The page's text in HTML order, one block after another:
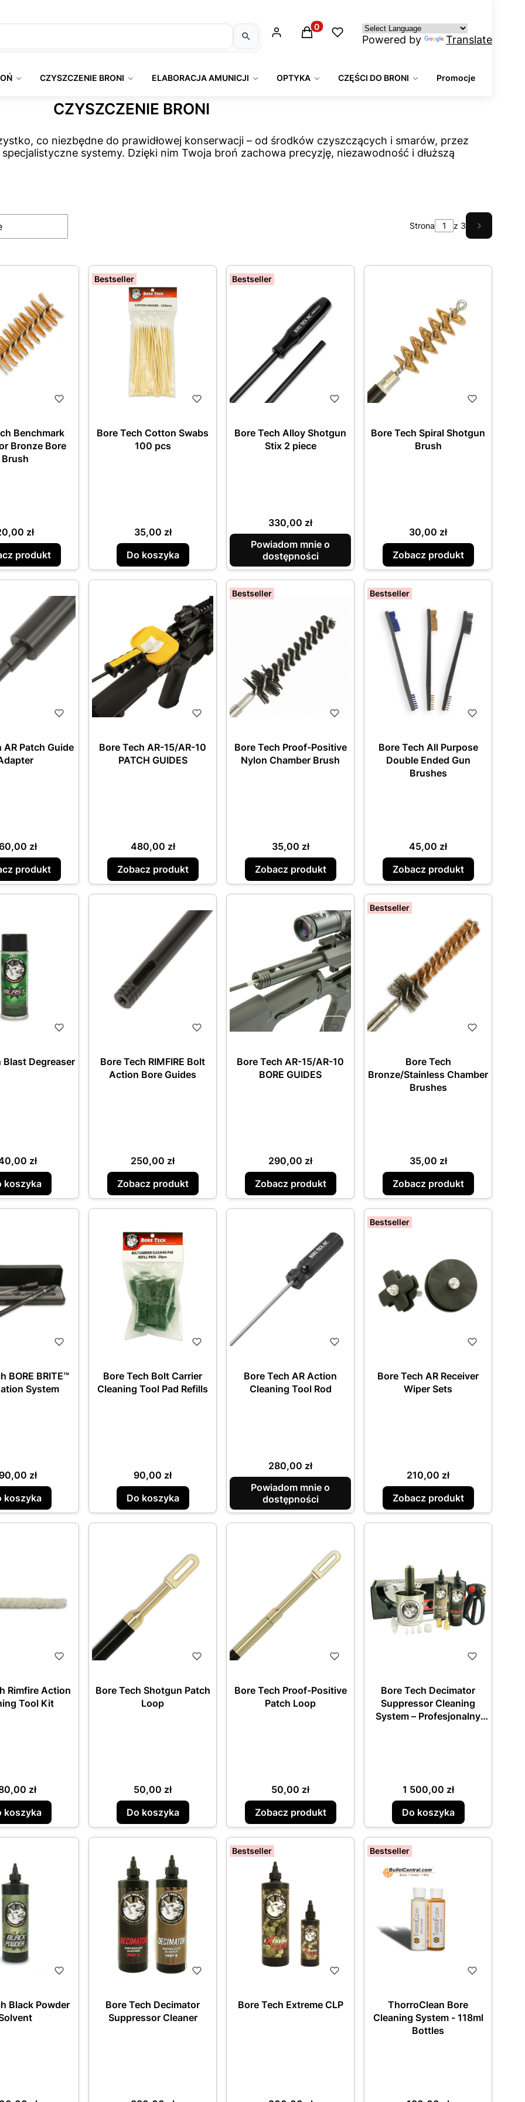
Produkty w koszyku: 0. Zobacz szczegóły
Powered by Translate
CZYSZCZENIE BRONI ELABORACJA AMUNICJI OPTYKA CZĘŚCI DO BRONI Promocje
CZYSZCZENIE BRONI
co niezbędne do prawidłowej konserwacji – od środków czyszczących i smarów, przez
systemy. Dzięki nim Twoja broń zachowa precyzję, niezawodność i dłuższą
Strona z 3
Benchmark
Bronze Bore
Brush
zł
produkt
Bestseller
Bore Tech Cotton Swabs
100 pcs
Cena
35,00 zł
Do koszyka
Bestseller
Bore Tech Alloy Shotgun
Stix 2 piece
Cena
330,00 zł
Powiadom mnie o
dostępności
Bore Tech Spiral Shotgun
Brush
Cena
30,00 zł
Zobacz produkt
AR Patch Guide
zł
produkt
Bore Tech AR-15/AR-10
PATCH GUIDES
Cena
480,00 zł
Zobacz produkt
Bestseller
Bore Tech Proof-Positive
Nylon Chamber Brush
Cena
35,00 zł
Zobacz produkt
Bestseller
Bore Tech All Purpose
Double Ended Gun
Brushes
Cena
45,00 zł
Zobacz produkt
Blast Degreaser
zł
koszyka
Bore Tech RIMFIRE Bolt
Action Bore Guides
Cena
250,00 zł
Zobacz produkt
Bore Tech AR-15/AR-10
BORE GUIDES
Cena
290,00 zł
Zobacz produkt
Bestseller
Bore Tech
Bronze/Stainless Chamber
Brushes
Cena
35,00 zł
Zobacz produkt
BORE BRITE™
System
zł
koszyka
Bore Tech Bolt Carrier
Cleaning Tool Pad Refills
Cena
90,00 zł
Do koszyka
Bore Tech AR Action
Cleaning Tool Rod
Cena
280,00 zł
Powiadom mnie o
dostępności
Bestseller
Bore Tech AR Receiver
Wiper Sets
Cena
210,00 zł
Zobacz produkt
Rimfire Action
Tool Kit
zł
koszyka
Bore Tech Shotgun Patch
Loop
Cena
50,00 zł
Do koszyka
Bore Tech Proof-Positive
Patch Loop
Cena
50,00 zł
Zobacz produkt
Bore Tech Decimator
Suppressor Cleaning
System – Profesjonalny
Cena
1 500,00 zł
Do koszyka
Black Powder
Bore Tech Decimator
Suppressor Cleaner
Bestseller
Bore Tech Extreme CLP
Bestseller
ThorroClean Bore
Cleaning System - 118ml
Bottles